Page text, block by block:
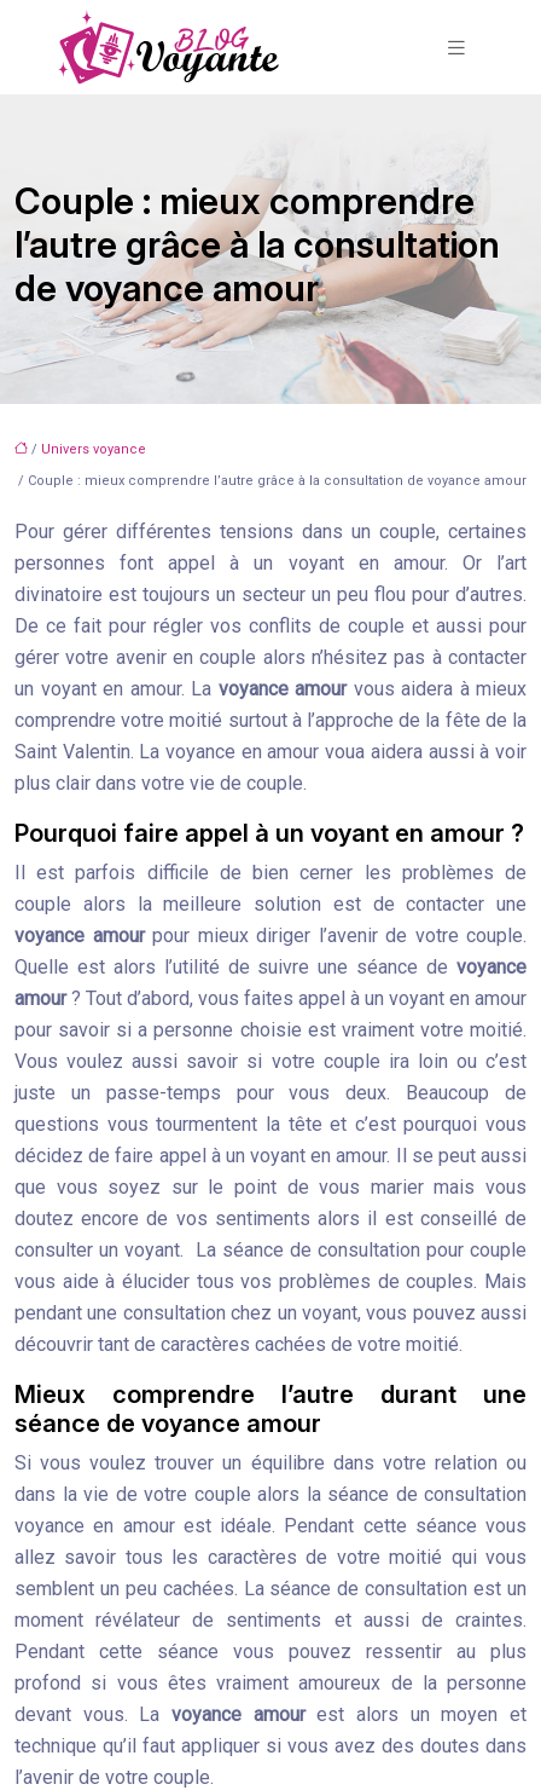
Couple : mieux comprendre
l’autre grâce à la consultation
de voyance amour
/ Univers voyance
/ Couple : mieux comprendre l’autre grâce à la consultation de voyance amour
Pour gérer différentes tensions dans un couple, certaines
personnes font appel à un voyant en amour. Or l’art
divinatoire est toujours un secteur un peu flou pour d’autres.
De ce fait pour régler vos conflits de couple et aussi pour
gérer votre avenir en couple alors n’hésitez pas à contacter
un voyant en amour. La voyance amourvous aidera à mieux
comprendre votre moitié surtout à l’approche de la fête de la
Saint Valentin. La voyance en amour voua aidera aussi à voir
plus clair dans votre vie de couple.
Pourquoi faire appel à un voyant en amour ?
Il est parfois difficile de bien cerner les problèmes de
couple alors la meilleure solution est de contacter une
voyance amourpour mieux diriger l’avenir de votre couple.
Quelle est alors l’utilité de suivre une séance de voyance
amour? Tout d’abord, vous faites appel à un voyant en amour
pour savoir si a personne choisie est vraiment votre moitié.
Vous voulez aussi savoir si votre couple ira loin ou c’est
juste un passe-temps pour vous deux. Beaucoup de
questions vous tourmentent la tête et c’est pourquoi vous
décidez de faire appel à un voyant en amour. Il se peut aussi
que vous soyez sur le point de vous marier mais vous
doutez encore de vos sentiments alors il est conseillé de
consulter un voyant. La séance de consultation pour couple
vous aide à élucider tous vos problèmes de couples. Mais
pendant une consultation chez un voyant, vous pouvez aussi
découvrir tant de caractères cachées de votre moitié.
Mieux comprendre l’autre durant une
séance de voyance amour
Si vous voulez trouver un équilibre dans votre relation ou
dans la vie de votre couple alors la séance de consultation
voyance en amour est idéale. Pendant cette séance vous
allez savoir tous les caractères de votre moitié qui vous
semblent un peu cachées. La séance de consultation est un
moment révélateur de sentiments et aussi de craintes.
Pendant cette séance vous pouvez ressentir au plus
profond si vous êtes vraiment amoureux de la personne
devant vous. La voyance amourest alors un moyen et
technique qu’il faut appliquer si vous avez des doutes dans
l’avenir de votre couple.